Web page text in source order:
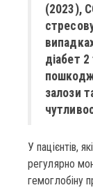
(2023),
діабет 2
залози
У пацієнтів,
регулярно
гемоглобіну